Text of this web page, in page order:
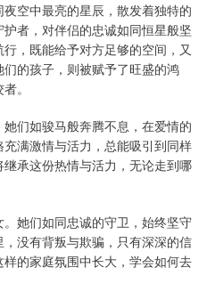
空中最亮的星辰，散发着独特的
者，对伴侣的忠诚如同恒星般坚
，既能给予对方足够的空间，又
的孩子，则被赋予了旺盛的鸿
。
们如骏马般奔腾不息，在爱情的
满激情与活力，总能吸引到同样
承这份热情与活力，无论走到哪
她们如同忠诚的守卫，始终坚守
没有背叛与欺骗，只有深深的信
的家庭氛围中长大，学会如何去